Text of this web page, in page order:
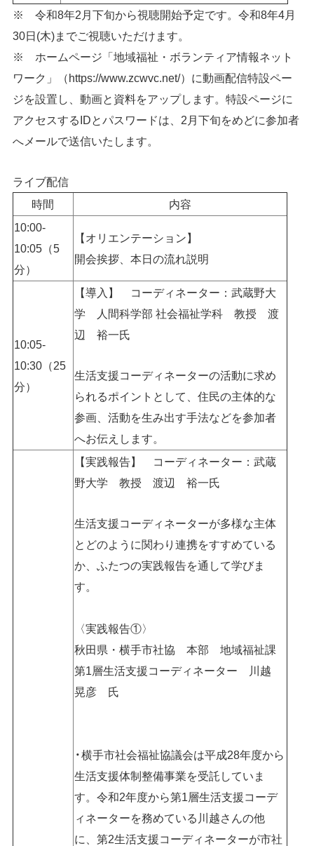
※ 令和8年2月下旬から視聴開始予定です。令和8年4月
30日(木)までご視聴いただけます。
※ ホームページ「地域福祉・ボランティア情報ネット
ワーク」（https://www.zcwvc.net/）に動画配信特設ペー
ジを設置し、動画と資料をアップします。特設ページに
アクセスするIDとパスワードは、2月下旬をめどに参加者
へメールで送信いたします。
ライブ配信
時間
内容
10:00-
10:05（5
分）
【オリエンテーション】
開会挨拶、本日の流れ説明
10:05-
10:30（25
分）
【導入】 コーディネーター：武蔵野大
学 人間科学部 社会福祉学科 教授 渡
辺 裕一氏
生活支援コーディネーターの活動に求め
られるポイントとして、住民の主体的な
参画、活動を生み出す手法などを参加者
へお伝えします。
【実践報告】 コーディネーター：武蔵
野大学 教授 渡辺 裕一氏
生活支援コーディネーターが多様な主体
とどのように関わり連携をすすめている
か、ふたつの実践報告を通して学びま
す。
〈実践報告①〉
秋田県・横手市社協 本部 地域福祉課
第1層生活支援コーディネーター 川越
晃彦 氏
横手市社会福祉協議会は平成28年度から
生活支援体制整備事業を受託していま
す。令和2年度から第1層生活支援コーデ
ィネーターを務めている川越さんの他
に、第2生活支援コーディネーターが市社